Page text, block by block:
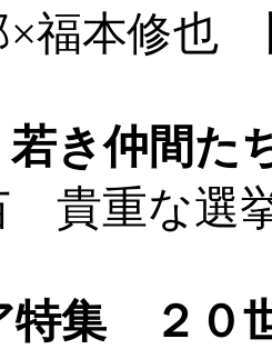
×福本修也
若き仲間た
貴重な選
特集 ２０